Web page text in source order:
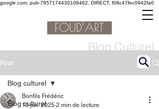
google.com, pub-7957174430108462, DIRECT, f08c47fec0942fa0
Blog Culturel
Post
Blog culturel
Blog culturel
Bonfils Frédéric
10 juil. 2025 2 min de lecture